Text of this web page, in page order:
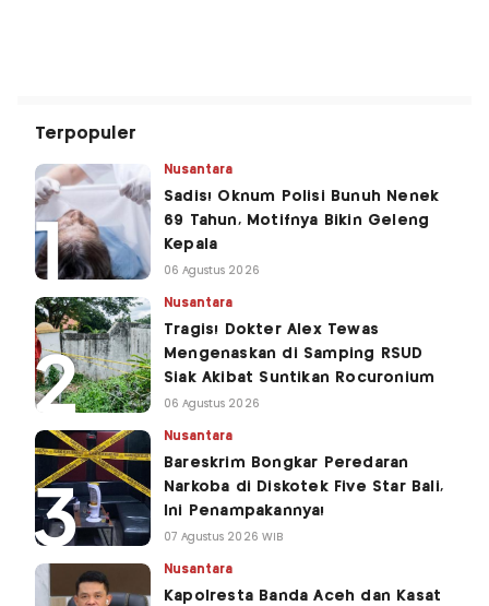
Terpopuler
Nusantara
Sadis! Oknum Polisi Bunuh Nenek
69 Tahun, Motifnya Bikin Geleng
Kepala
06 Agustus 2026
Nusantara
Tragis! Dokter Alex Tewas
Mengenaskan di Samping RSUD
Siak Akibat Suntikan Rocuronium
06 Agustus 2026
Nusantara
Bareskrim Bongkar Peredaran
Narkoba di Diskotek Five Star Bali,
Ini Penampakannya!
07 Agustus 2026 WIB
Nusantara
Kapolresta Banda Aceh dan Kasat